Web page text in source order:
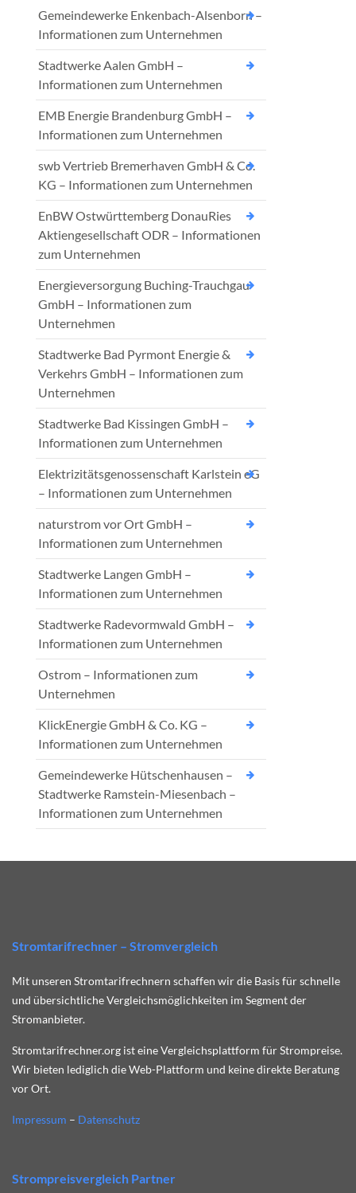
Gemeindewerke Enkenbach-Alsenborn –
Informationen zum Unternehmen
Stadtwerke Aalen GmbH –
Informationen zum Unternehmen
EMB Energie Brandenburg GmbH –
Informationen zum Unternehmen
swb Vertrieb Bremerhaven GmbH & Co.
KG – Informationen zum Unternehmen
EnBW Ostwürttemberg DonauRies
Aktiengesellschaft ODR – Informationen
zum Unternehmen
Energieversorgung Buching-Trauchgau
GmbH – Informationen zum
Unternehmen
Stadtwerke Bad Pyrmont Energie &
Verkehrs GmbH – Informationen zum
Unternehmen
Stadtwerke Bad Kissingen GmbH –
Informationen zum Unternehmen
Elektrizitätsgenossenschaft Karlstein eG
– Informationen zum Unternehmen
naturstrom vor Ort GmbH –
Informationen zum Unternehmen
Stadtwerke Langen GmbH –
Informationen zum Unternehmen
Stadtwerke Radevormwald GmbH –
Informationen zum Unternehmen
Ostrom – Informationen zum
Unternehmen
KlickEnergie GmbH & Co. KG –
Informationen zum Unternehmen
Gemeindewerke Hütschenhausen –
Stadtwerke Ramstein-Miesenbach –
Informationen zum Unternehmen
Stromtarifrechner – Stromvergleich
Mit unseren Stromtarifrechnern schaffen wir die Basis für schnelle
und übersichtliche Vergleichsmöglichkeiten im Segment der
Stromanbieter.
Stromtarifrechner.org ist eine Vergleichsplattform für Strompreise.
Wir bieten lediglich die Web-Plattform und keine direkte Beratung
vor Ort.
Impressum – Datenschutz
Strompreisvergleich Partner